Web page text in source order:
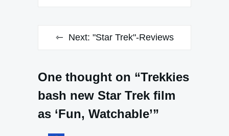
Next: "Star Trek"-Reviews
One thought on “Trekkies
bash new Star Trek film
as ‘Fun, Watchable’”